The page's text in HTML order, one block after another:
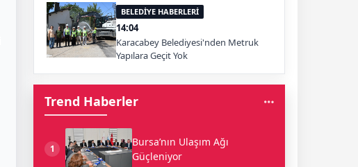
BELEDİYE HABERLERİ
14:04
Karacabey Belediyesi'nden Metruk
Yapılara Geçit Yok
Trend Haberler
1
Bursa’nın Ulaşım Ağı
Güçleniyor